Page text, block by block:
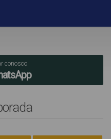
conosco